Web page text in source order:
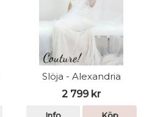
Slöja - Alexandria
2 799 kr
Info Köp